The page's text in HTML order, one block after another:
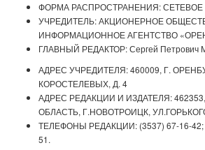
ФОРМА РАСПРОСТРАНЕНИЯ:
УЧРЕДИТЕЛЬ: АКЦИОНЕРНОЕ
ИНФОРМАЦИОННОЕ АГЕНТСТВО
ГЛАВНЫЙ РЕДАКТОР: Сергей Петрович
АДРЕС УЧРЕДИТЕЛЯ: 460009, Г.
КОРОСТЕЛЕВЫХ, Д. 4
АДРЕС РЕДАКЦИИ И ИЗДАТЕЛЯ:
ОБЛАСТЬ, Г.НОВОТРОИЦК,
ТЕЛЕФОНЫ РЕДАКЦИИ: (3537) 67-16-42;
51.